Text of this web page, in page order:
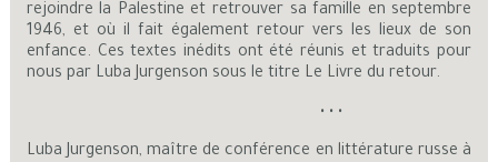
rejoindre la Palestine et retrouver sa famille en septembre
1946, et où il fait également retour vers les lieux de son
enfance. Ces textes inédits ont été réunis et traduits pour
nous par Luba Jurgenson sous le titre Le Livre du retour.
• • •
Luba Jurgenson, maître de conférence en littérature russe à